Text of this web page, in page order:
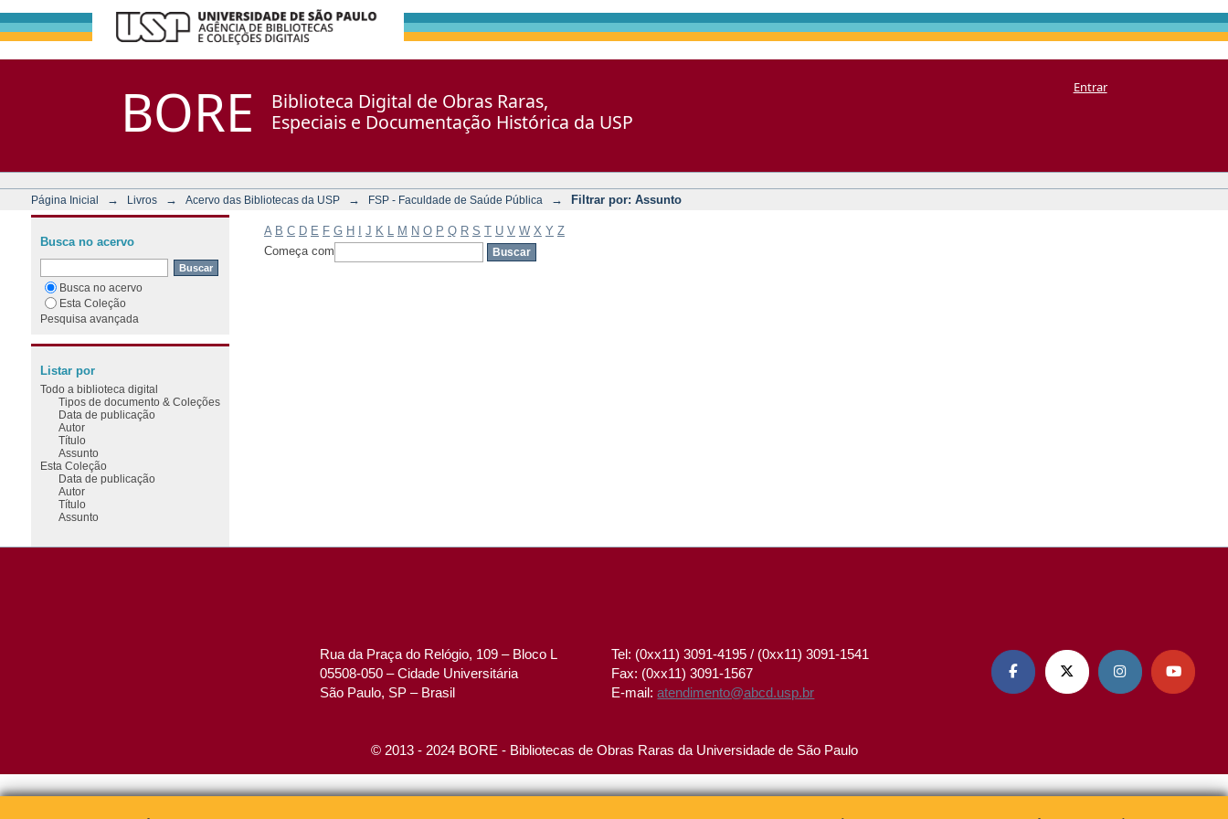
BORE
Biblioteca Digital de Obras Raras,
Especiais e Documentação Histórica da USP
Entrar
Página Inicial → Livros → Acervo das Bibliotecas da USP → FSP - Faculdade de Saúde Pública → Filtrar por: Assunto
A B C D E F G H J K M N O P Q R S T U V W X Y Z
Começa com
Busca no acervo
Busca no acervo
Esta Coleção
Pesquisa avançada
Listar por
Todo a biblioteca digital
Tipos de documento & Coleções
Data de publicação
Autor
Título
Assunto
Esta Coleção
Data de publicação
Autor
Título
Assunto
Rua da Praça do Relógio, 109 – Bloco L
05508-050 – Cidade Universitária
São Paulo, SP – Brasil
Tel: (0xx11) 3091-4195 / (0xx11) 3091-1541
Fax: (0xx11) 3091-1567
E-mail:atendimento@abcd.usp.br
   
© 2013 - 2024 BORE - Bibliotecas de Obras Raras da Universidade de São Paulo